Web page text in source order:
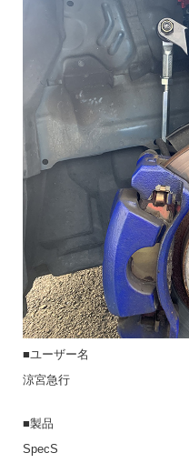
■ユーザー名
涼宮急行
■製品
SpecS